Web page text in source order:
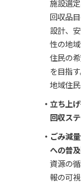
施設選
回収品
設計、
性の地
住民の
を目指
地域住
立ち上
回収ス
ごみ減
への普
資源の
報の可